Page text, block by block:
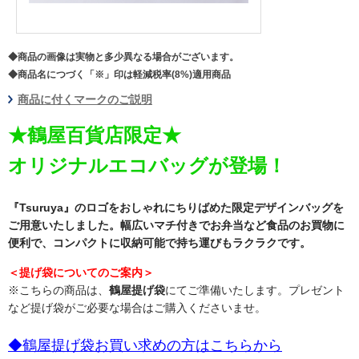
◆商品の画像は実物と多少異なる場合がございます。
◆商品名につづく「※」印は軽減税率(8%)適用商品
商品に付くマークのご説明
★鶴屋百貨店限定★
オリジナルエコバッグが登場！
『Tsuruya』のロゴをおしゃれにちりばめた限定デザインバッグを
ご用意いたしました。幅広いマチ付きでお弁当など食品のお買物に
便利で、コンパクトに収納可能で持ち運びもラクラクです。
＜提げ袋についてのご案内＞
※こちらの商品は、 鶴屋提げ袋にてご準備いたします。プレゼント
など提げ袋がご必要な場合はご購入くださいませ。
◆鶴屋提げ袋お買い求めの方はこちらから